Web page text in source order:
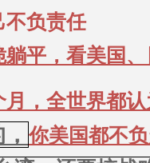
不负责任
平，看美国
，全世界都
你美国都不